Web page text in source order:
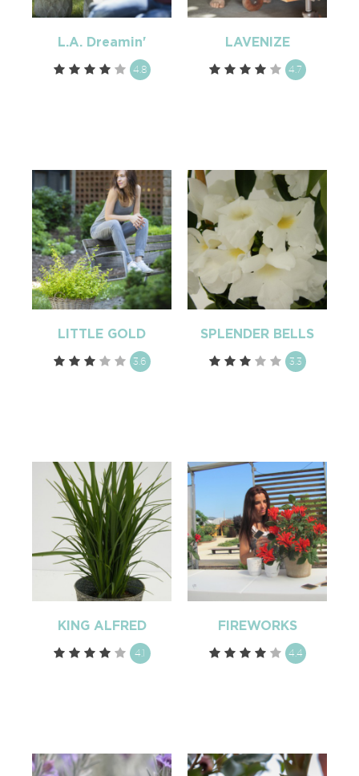
L.A. Dreamin'
4.8
LAVENIZE
4.7
LITTLE GOLD
3.6
SPLENDER BELLS
3.3
KING ALFRED
4.1
FIREWORKS
4.4